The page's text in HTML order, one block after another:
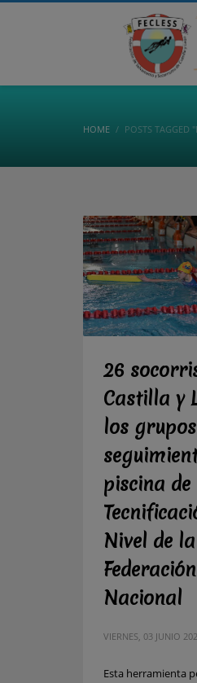
HOME POSTS TAGGED
26
Castilla y
los
piscina de
Nivel de la
Federación
Nacional
VIERNES, 03 JUNIO
Esta herramienta